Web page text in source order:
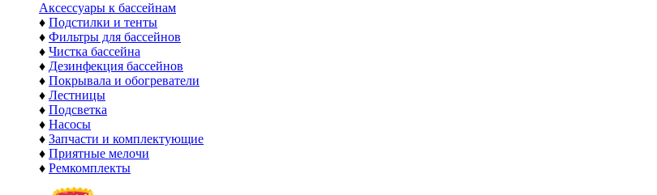
Аксессуары к бассейнам
♦ Подстилки и тенты
♦ Фильтры для бассейнов
♦ Чистка бассейна
♦ Дезинфекция бассейнов
♦ Покрывала и обогреватели
♦ Лестницы
♦ Подсветка
♦ Насосы
♦ Запчасти и комплектующие
♦ Приятные мелочи
♦ Ремкомплекты